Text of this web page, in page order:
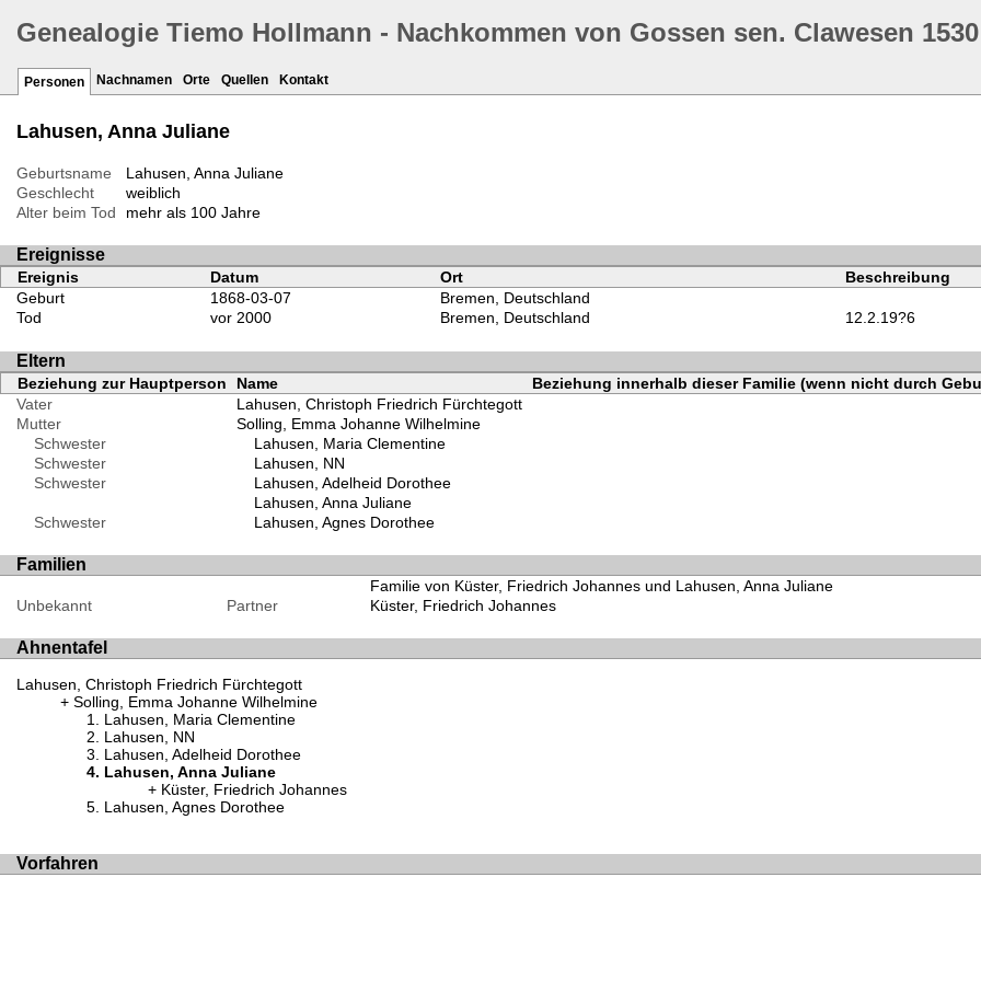
Genealogie Tiemo Hollmann - Nachkommen von Gossen sen. Clawesen 1530
Personen Nachnamen Orte Quellen Kontakt
Lahusen, Anna Juliane
Geburtsname
Lahusen, Anna Juliane
Geschlecht
weiblich
Alter beim Tod
mehr als 100 Jahre
Ereignisse
Ereignis Datum Ort Beschreibung
Geburt
1868-03-07
Bremen, Deutschland
Tod
vor 2000 Bremen, Deutschland 12.2.19?6
Eltern
Beziehung zur Hauptperson Name
Beziehung innerhalb dieser Familie (wenn nicht durch
Vater
Lahusen, Christoph Friedrich Fürchtegott
Mutter
Solling, Emma Johanne Wilhelmine
Schwester
Lahusen, Maria Clementine
Schwester
Lahusen, NN
Schwester
Lahusen, Adelheid Dorothee
Lahusen, Anna Juliane
Schwester
Lahusen, Agnes Dorothee
Familien
Familie von Küster, Friedrich Johannes und Lahusen, Anna Juliane
Unbekannt
Partner Küster, Friedrich Johannes
Ahnentafel
Lahusen, Christoph Friedrich Fürchtegott
Solling, Emma Johanne Wilhelmine
Lahusen, Maria Clementine
Lahusen, NN
Lahusen, Adelheid Dorothee
Lahusen, Anna Juliane
Küster, Friedrich Johannes
Lahusen, Agnes Dorothee
Vorfahren